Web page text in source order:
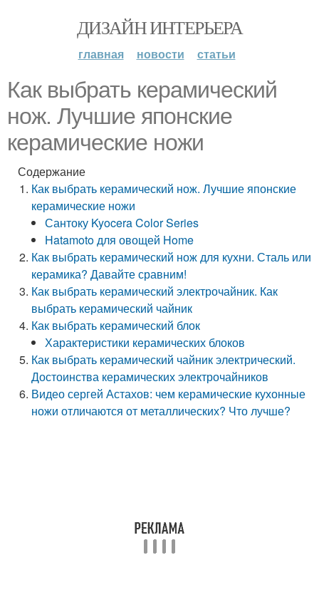
ДИЗАЙН ИНТЕРЬЕРА
главная новости статьи
Как выбрать керамический
нож. Лучшие японские
керамические ножи
Содержание
Как выбрать керамический нож. Лучшие японские
керамические ножи
Сантоку Kyocera Color Series
Hatamoto для овощей Home
Как выбрать керамический нож для кухни. Сталь или
керамика? Давайте сравним!
Как выбрать керамический электрочайник. Как
выбрать керамический чайник
Как выбрать керамический блок
Характеристики керамических блоков
Как выбрать керамический чайник электрический.
Достоинства керамических электрочайников
Видео сергей Астахов: чем керамические кухонные
ножи отличаются от металлических? Что лучше?